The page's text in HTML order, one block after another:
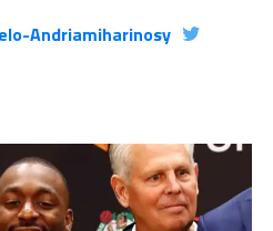
Andriamiharinosy